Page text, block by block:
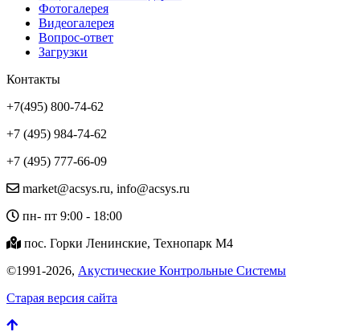
Фотогалерея
Видеогалерея
Вопрос-ответ
Загрузки
Контакты
+7(495) 800-74-62
+7 (495) 984-74-62
+7 (495) 777-66-09
market@acsys.ru, info@acsys.ru
пн- пт 9:00 - 18:00
пос. Горки Ленинские, Технопарк М4
©1991-2026, Акустические Контрольные Системы
Старая версия сайта